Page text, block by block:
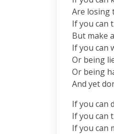
Are losing
If you can
But make
If you can
Or being
Or being
And yet
If you can
If you can
If you can